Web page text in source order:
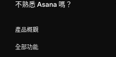
不熟悉 Asana 嗎？
產品概觀
全部功能